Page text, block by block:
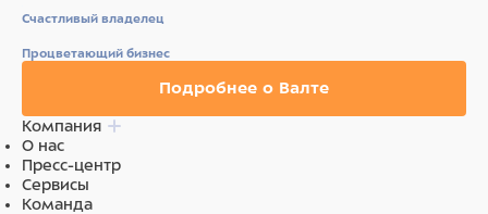
Счастливый владелец
Процветающий бизнес
Подробнее о Валте
Компания
О нас
Пресс-центр
Сервисы
Команда